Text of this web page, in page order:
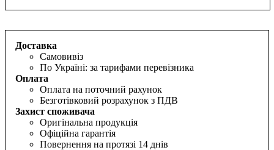
Доставка
Самовивіз
По Україні: за тарифами перевізника
Оплата
Оплата на поточний рахунок
Безготівковий розрахунок з ПДВ
Захист споживача
Оригінальна продукція
Офіційна гарантія
Повернення на протязі 14 днів